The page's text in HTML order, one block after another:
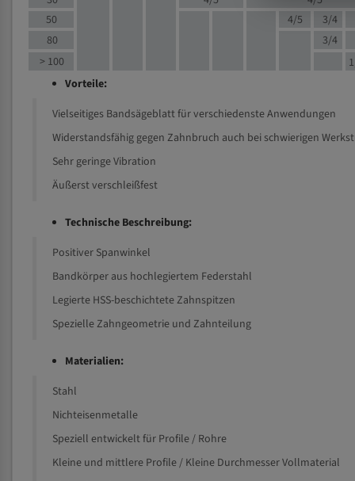
50
4/5 3/4
80
3/4
> 100
Vorteile:
Vielseitiges Bandsägeblatt für verschiedenste Anwendungen
Widerstandsfähig gegen Zahnbruch auch bei schwierigen
Sehr geringe Vibration
Äußerst verschleißfest
Technische Beschreibung:
Positiver Spanwinkel
Bandkörper aus hochlegiertem Federstahl
Legierte HSS-beschichtete Zahnspitzen
Spezielle Zahngeometrie und Zahnteilung
Materialien:
Stahl
Nichteisenmetalle
Speziell entwickelt für Profile / Rohre
Kleine und mittlere Profile / Kleine Durchmesser Vollmaterial